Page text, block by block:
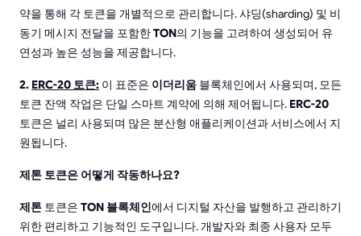
약을 통해 각 토큰을 개별적으로 관리합니다. 샤딩(sharding) 및 비
동기 메시지 전달을 포함한TON의 기능을 고려하여 생성되어 유
연성과 높은 성능을 제공합니다.
2. ERC-20 토큰: 이 표준은 이더리움 블록체인에서 사용되며, 모든
토큰 잔액 작업은 단일 스마트 계약에 의해 제어됩니다. ERC-20
토큰은 널리 사용되며 많은 분산형 애플리케이션과 서비스에서 지
원됩니다.
제톤 토큰은 어떻게 작동하나요?
제톤 토큰은 TON 블록체인에서 디지털 자산을 발행하고 관리하기
위한 편리하고 기능적인 도구입니다. 개발자와 최종 사용자 모두